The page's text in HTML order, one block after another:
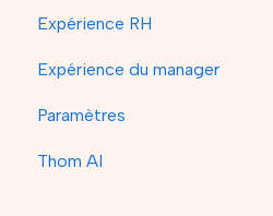
Expérience RH
Expérience du manager
Paramètres
Thom AI